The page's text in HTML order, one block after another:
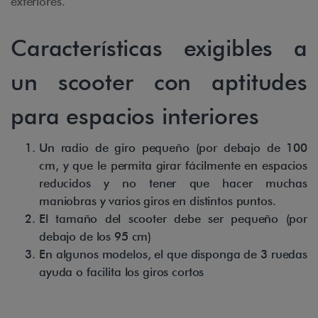
Características exigibles a
un scooter con aptitudes
para espacios interiores
Un radio de giro pequeño (por debajo de 100
cm, y que le permita girar fácilmente en espacios
reducidos y no tener que hacer muchas
maniobras y varios giros en distintos puntos.
El tamaño del scooter debe ser pequeño (por
debajo de los 95 cm)
En algunos modelos, el que disponga de 3 ruedas
ayuda o facilita los giros cortos